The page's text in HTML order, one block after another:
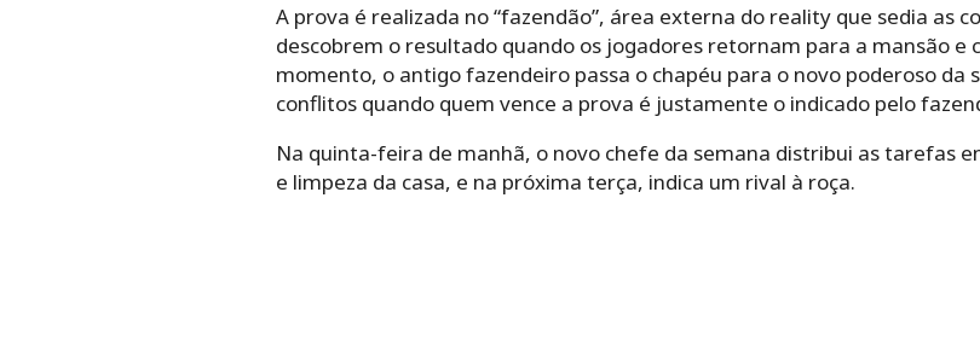
A prova é realizada no “fazendão”, área externa do reality que sedia as
descobrem o resultado quando os jogadores retornam para a mansão e
momento, o antigo fazendeiro passa o chapéu para o novo poderoso da
conflitos quando quem vence a prova é justamente o indicado pelo
Na quinta-feira de manhã, o novo chefe da semana distribui as tarefas
e limpeza da casa, e na próxima terça, indica um rival à roça.